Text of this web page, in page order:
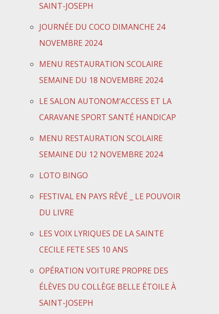
SAINT-JOSEPH
JOURNÉE DU COCO DIMANCHE 24
NOVEMBRE 2024
MENU RESTAURATION SCOLAIRE
SEMAINE DU 18 NOVEMBRE 2024
LE SALON AUTONOM’ACCESS ET LA
CARAVANE SPORT SANTÉ HANDICAP
MENU RESTAURATION SCOLAIRE
SEMAINE DU 12 NOVEMBRE 2024
LOTO BINGO
FESTIVAL EN PAYS RÊVÉ _ LE POUVOIR
DU LIVRE
LES VOIX LYRIQUES DE LA SAINTE
CECILE FETE SES 10 ANS
OPÉRATION VOITURE PROPRE DES
ÉLÈVES DU COLLÈGE BELLE ÉTOILE À
SAINT-JOSEPH